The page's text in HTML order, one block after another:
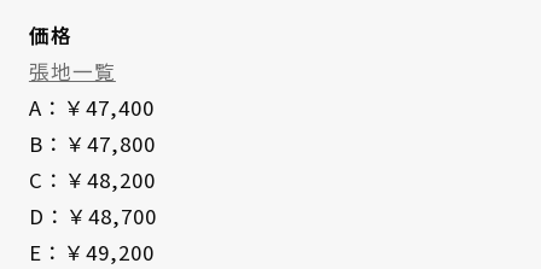
価格
張地一覧
A：￥47,400
B：￥47,800
C：￥48,200
D：￥48,700
E：￥49,200